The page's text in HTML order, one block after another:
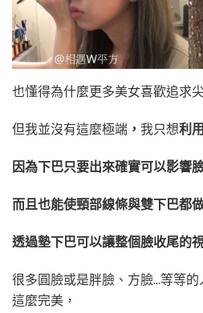
也懂得為什麼更多美女喜歡追求
但我並沒有這麼極端 ， 我只想利
因為下巴只要出來確實可以影響
而且也能使頸部線條與雙下巴都
透過墊下巴可以讓整個臉收尾的
很多圓臉或是胖臉、方臉…等等
這麼完美，